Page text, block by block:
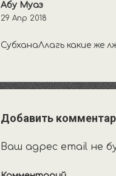
Абу Муаз
29 Апр 2018
СубханаЛлагь какие же
Добавить
Ваш адрес email не